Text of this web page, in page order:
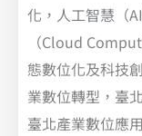
化，人工智慧（
（Cloud
態數位化及科技
業數位轉型，臺
臺北產業數位應